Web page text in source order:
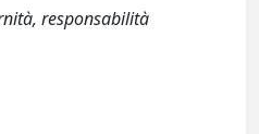
responsabilità